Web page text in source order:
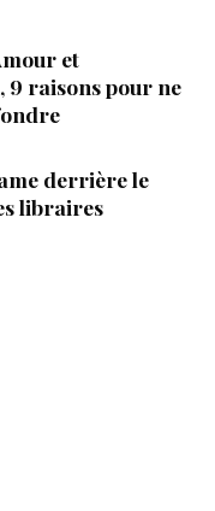
et
9 raisons pour ne
derrière le
libraires